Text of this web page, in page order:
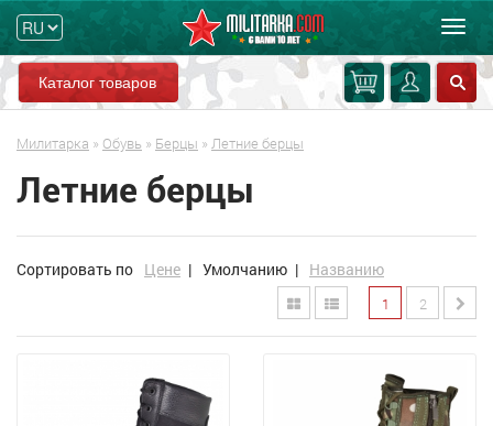
Каталог товаров
Милитарка » Обувь » Берцы » Летние берцы
Летние берцы
Сортировать по Цене | Умолчанию | Названию
1 2